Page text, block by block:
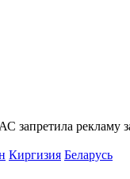
запретила рекламу
Киргизия Беларусь